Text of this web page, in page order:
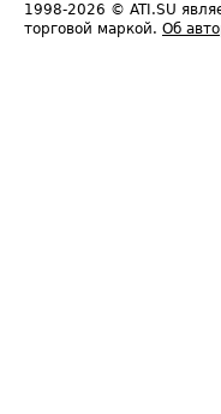
1998-2026 © ATI.SU
торговой маркой. Об